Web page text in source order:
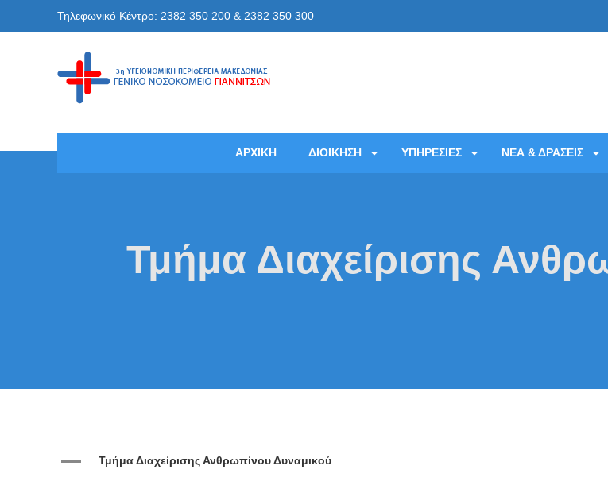
Τηλεφωνικό Κέντρο: 2382 350 200 & 2382 350 300
ΑΡΧΙΚΗ ΔΙΟΙΚΗΣΗ ΥΠΗΡΕΣΙΕΣ ΝΕΑ & ΔΡΑΣΕΙΣ
Τμήμα Διαχείρισης
A Τμήμα Διαχείρισης Ανθρωπίνου Δυναμικού